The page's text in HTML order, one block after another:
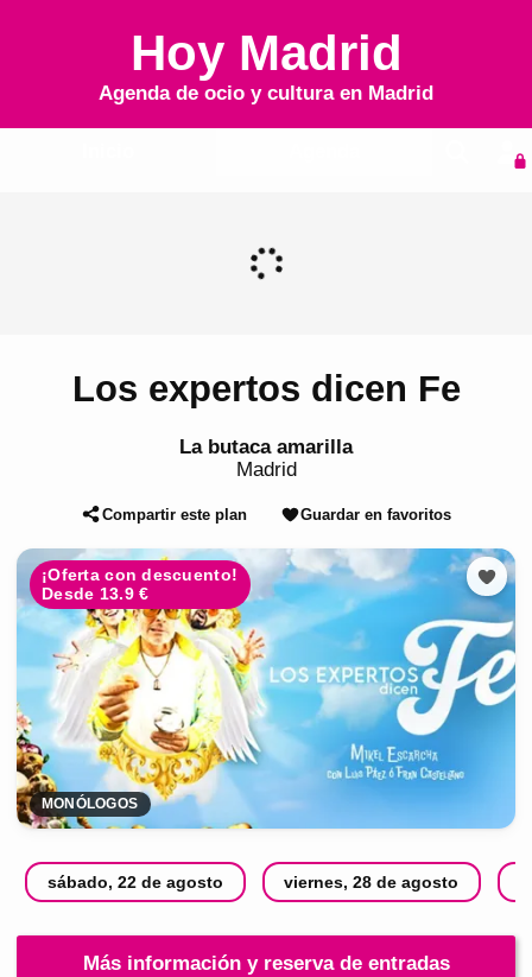
Hoy Madrid
Agenda de ocio y cultura en Madrid
Los expertos dicen Fe
La butaca amarilla
Madrid
Compartir este plan Guardar en favoritos
¡Oferta con descuento!
Desde 13.9 €
MONÓLOGOS
sábado, 22 de agosto viernes, 28 de agosto
Más información y reserva de entradas